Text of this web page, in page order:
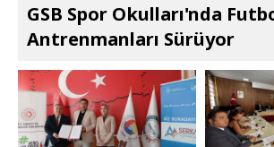
GSB Spor Okulları'nda
Antrenmanları Sürüyor